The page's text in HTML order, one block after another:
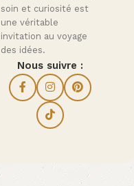
soin et curiosité est
une véritable
invitation au voyage
des idées.
Nous suivre :